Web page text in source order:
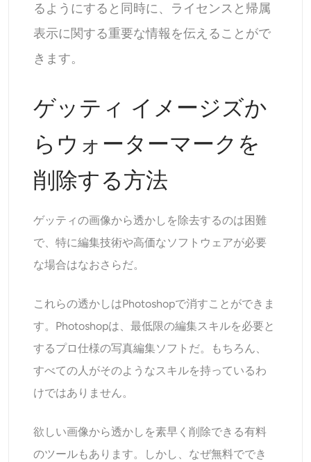
るようにすると同時に、ライセンスと帰属
表示に関する重要な情報を伝えることがで
きます。
ゲッティ イメージズか
らウォーターマークを
削除する方法
ゲッティの画像から透かしを除去するのは困難
で、特に編集技術や高価なソフトウェアが必要
な場合はなおさらだ。
これらの透かしはPhotoshopで消すことができま
す。Photoshopは、最低限の編集スキルを必要と
するプロ仕様の写真編集ソフトだ。もちろん、
すべての人がそのようなスキルを持っているわ
けではありません。
欲しい画像から透かしを素早く削除できる有料
のツールもあります。しかし、なぜ無料ででき